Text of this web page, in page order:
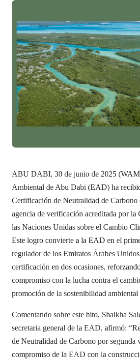
ABU DABI, 30 de junio de 2025
Ambiental de Abu Dabi (EAD) ha
Certificación de Neutralidad de Carbono
agencia de verificación acreditada por
las Naciones Unidas sobre el Cambio
Este logro convierte a la EAD en el
regulador de los Emiratos Árabes
certificación en dos ocasiones,
compromiso con la lucha contra el
promoción de la sostenibilidad
Comentando sobre este hito, Shaikha
secretaria general de la EAD, afirmó:
de Neutralidad de Carbono por segunda
compromiso de la EAD con la